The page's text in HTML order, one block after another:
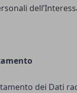
dei Dati